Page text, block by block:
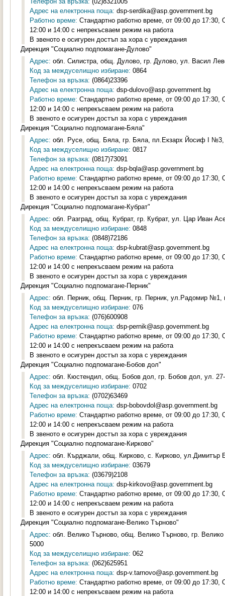
Адрес на електронна поща: dsp-serdika@asp.government.bg
Работно време: Стандартно работно време, от 09:00 до
12:00 и 14:00 с непрекъсваем режим на работа
В звеното е осигурен достъп за хора с увреждания
Дирекция "Социално подпомагане-Дулово"
Адрес: обл. Силистра, общ. Дулово, гр. Дулово, ул. Васил
Код за междуселищно избиране: 0864
Телефон за връзка: (0864)23396
Адрес на електронна поща: dsp-dulovo@asp.government.bg
Работно време: Стандартно работно време, от 09:00 до
12:00 и 14:00 с непрекъсваем режим на работа
В звеното е осигурен достъп за хора с увреждания
Дирекция "Социално подпомагане-Бяла"
Адрес: обл. Русе, общ. Бяла, гр. Бяла, пл.Екзарх Йосиф I №3,
Код за междуселищно избиране: 0817
Телефон за връзка: (0817)73091
Адрес на електронна поща: dsp-bqla@asp.government.bg
Работно време: Стандартно работно време, от 09:00 до
12:00 и 14:00 с непрекъсваем режим на работа
В звеното е осигурен достъп за хора с увреждания
Дирекция "Социално подпомагане-Кубрат"
Адрес: обл. Разград, общ. Кубрат, гр. Кубрат, ул. Цар Иван
Код за междуселищно избиране: 0848
Телефон за връзка: (0848)72186
Адрес на електронна поща: dsp-kubrat@asp.government.bg
Работно време: Стандартно работно време, от 09:00 до
12:00 и 14:00 с непрекъсваем режим на работа
В звеното е осигурен достъп за хора с увреждания
Дирекция "Социално подпомагане-Перник"
Адрес: обл. Перник, общ. Перник, гр. Перник, ул.Радомир №1,
Код за междуселищно избиране: 076
Телефон за връзка: (076)600908
Адрес на електронна поща: dsp-pernik@asp.government.bg
Работно време: Стандартно работно време, от 09:00 до
12:00 и 14:00 с непрекъсваем режим на работа
В звеното е осигурен достъп за хора с увреждания
Дирекция "Социално подпомагане-Бобов дол"
Адрес: обл. Кюстендил, общ. Бобов дол, гр. Бобов дол, ул.
Код за междуселищно избиране: 0702
Телефон за връзка: (0702)63469
Адрес на електронна поща: dsp-bobovdol@asp.government.bg
Работно време: Стандартно работно време, от 09:00 до
12:00 и 14:00 с непрекъсваем режим на работа
В звеното е осигурен достъп за хора с увреждания
Дирекция "Социално подпомагане-Кирково"
Адрес: обл. Кърджали, общ. Кирково, с. Кирково, ул.Димитър
Код за междуселищно избиране: 03679
Телефон за връзка: (03679)2108
Адрес на електронна поща: dsp-kirkovo@asp.government.bg
Работно време: Стандартно работно време, от 09:00 до
12:00 и 14:00 с непрекъсваем режим на работа
В звеното е осигурен достъп за хора с увреждания
Дирекция "Социално подпомагане-Велико Търново"
Адрес: обл. Велико Търново, общ. Велико Търново, гр.
5000
Код за междуселищно избиране: 062
Телефон за връзка: (062)625951
Адрес на електронна поща: dsp-v.tarnovo@asp.government.bg
Работно време: Стандартно работно време, от 09:00 до
12:00 и 14:00 с непрекъсваем режим на работа